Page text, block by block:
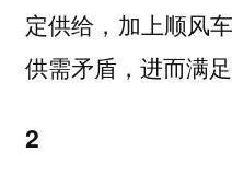
定供给，加上顺风
供需矛盾，进而满
2